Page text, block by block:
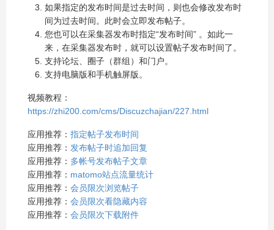
如果指定的发布时间是过去时间，则也会修改发布时
间为过去时间。此时会立即发布帖子。
您也可以在采集器发布时指定“发布时间” 。如此一
来，在采集器发布时，就可以设置帖子发布时间了。
支持论坛、圈子（群组）和门户。
支持电脑版和手机触屏版。
视频教程：
https://zhi200.com/cms/Discuzchajian/227.html
应用推荐： 指定帖子发布时间
应用推荐： 发布帖子时追加回复
应用推荐： 多帐号发布帖子文章
应用推荐： matomo站点流量统计
应用推荐： 会员限次浏览帖子
应用推荐： 会员限次看隐藏内容
应用推荐： 会员限次下载附件